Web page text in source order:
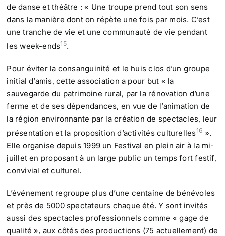
de danse et théâtre : « Une troupe prend tout son sens
dans la manière dont on répète une fois par mois. C’est
une tranche de vie et une communauté de vie pendant
les week-ends15.
Pour éviter la consanguinité et le huis clos d’un groupe
initial d’amis, cette association a pour but « la
sauvegarde du patrimoine rural, par la rénovation d’une
ferme et de ses dépendances, en vue de l’animation de
la région environnante par la création de spectacles, leur
présentation et la proposition d’activités culturelles16 ».
Elle organise depuis 1999 un Festival en plein air à la mi-
juillet en proposant à un large public un temps fort festif,
convivial et culturel.
L’événement regroupe plus d’une centaine de bénévoles
et près de 5000 spectateurs chaque été. Y sont invités
aussi des spectacles professionnels comme « gage de
qualité », aux côtés des productions (75 actuellement) de